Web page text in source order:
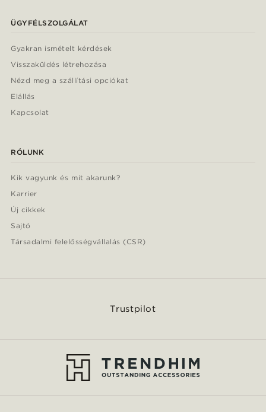
ÜGYFÉLSZOLGÁLAT
Gyakran ismételt kérdések
Visszaküldés létrehozása
Nézd meg a szállítási opciókat
Elállás
Kapcsolat
RÓLUNK
Kik vagyunk és mit akarunk?
Karrier
Új cikkek
Sajtó
Társadalmi felelősségvállalás (CSR)
Trustpilot